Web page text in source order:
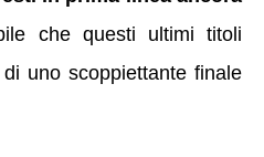
che questi ultimi titoli
uno scoppiettante finale